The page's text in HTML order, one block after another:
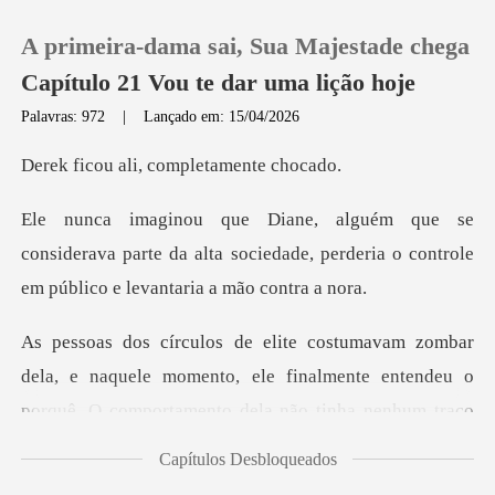
Loja
Histórico
A primeira-dama sai, Sua Majestade chega
Capítulo 21 Vou te dar uma lição hoje
Palavras: 972 |Lançado em: 15/04/2026
li, completam
iderava parte da alta sociedade, perderia o cont
ela, e naquele momento, ele finalmente entendeu o
po
Capítulos Desbloqueados